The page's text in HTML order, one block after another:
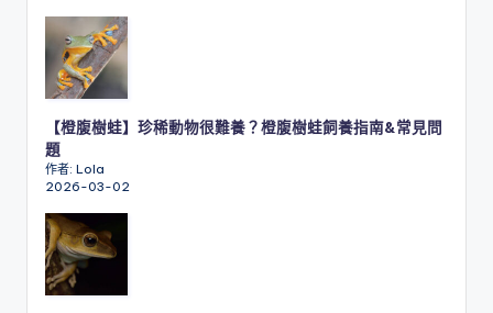
【橙腹樹蛙】珍稀動物很難養？橙腹樹蛙飼養指南&常見問
題
作者: Lola
2026-03-02